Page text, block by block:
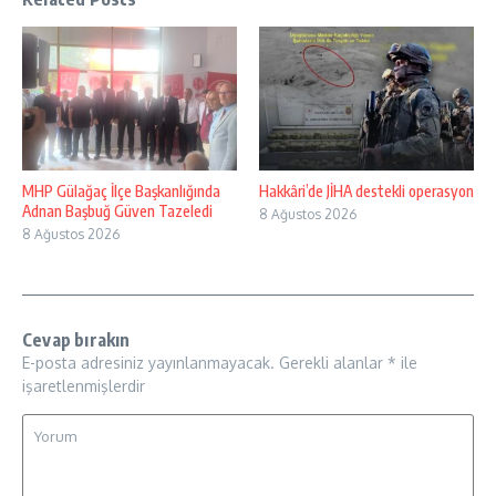
MHP Gülağaç İlçe Başkanlığında
Adnan Başbuğ Güven Tazeledi
8 Ağustos 2026
Hakkâri’de JİHA destekli operasyon
8 Ağustos 2026
Cevap bırakın
E-posta adresiniz yayınlanmayacak. Gerekli alanlar * ile
işaretlenmişlerdir